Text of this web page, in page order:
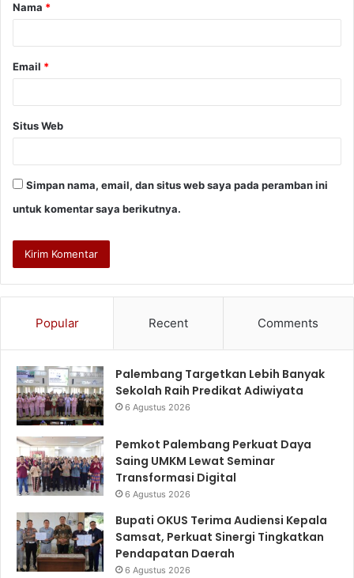
r
Nama *
Email *
Situs Web
Simpan nama, email, dan situs web saya pada peramban ini
untuk komentar saya berikutnya.
Popular Recent Comments
Palembang Targetkan Lebih Banyak
Sekolah Raih Predikat Adiwiyata
6 Agustus 2026
Pemkot Palembang Perkuat Daya
Saing UMKM Lewat Seminar
Transformasi Digital
6 Agustus 2026
Bupati OKUS Terima Audiensi Kepala
Samsat, Perkuat Sinergi Tingkatkan
Pendapatan Daerah
6 Agustus 2026